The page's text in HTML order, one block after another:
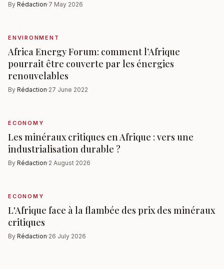
By Rédaction·7 May 2026
ENVIRONMENT
Africa Energy Forum: comment l’Afrique
pourrait être couverte par les énergies
renouvelables
By Rédaction·27 June 2022
ECONOMY
Les minéraux critiques en Afrique : vers une
industrialisation durable ?
By Rédaction·2 August 2026
ECONOMY
L'Afrique face à la flambée des prix des minéraux
critiques
By Rédaction·26 July 2026